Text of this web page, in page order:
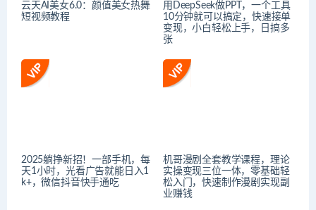
云天AI美女6.0：颜值美女热舞
短视频教程
用DeepSeek做PPT，一个工具
10分钟就可以搞定，快速接单
变现，小白轻松上手，日搞多
张
2025躺挣新招！一部手机，每
天1小时，光看广告就能日入1
k+，微信抖音快手通吃
机哥漫剧全套教学课程，理论
实操变现三位一体，零基础轻
松入门，快速制作漫剧实现副
业赚钱